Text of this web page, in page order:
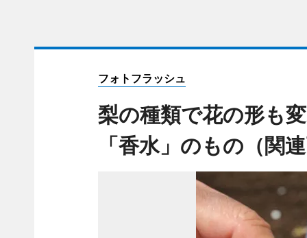
フォトフラッシュ
梨の種類で花の形も
「香水」のもの（関